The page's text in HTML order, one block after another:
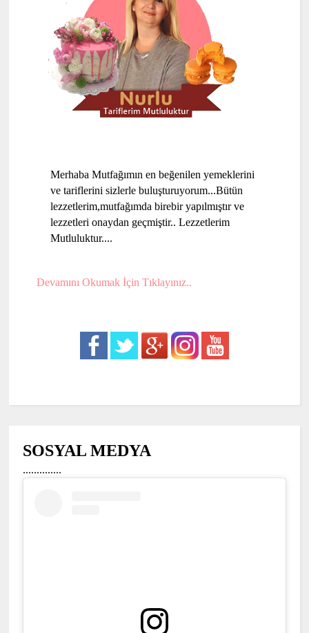
Merhaba Mutfağımın en beğenilen yemeklerini
ve tariflerini sizlerle buluşturuyorum...Bütün
lezzetlerim,mutfağımda birebir yapılmıştır ve
lezzetleri onaydan geçmiştir.. Lezzetlerim
Mutluluktur....
Devamını Okumak İçin Tıklayınız..
SOSYAL MEDYA
..............